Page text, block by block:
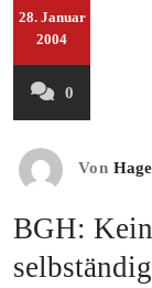
28. Januar
2004
0
Von
BGH: